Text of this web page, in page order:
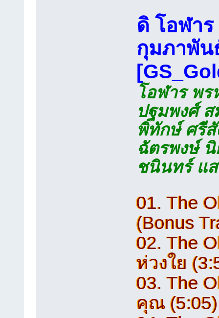
ดิ โอฬาร
กุมภาพัน
โอฬาร พร
ปฐมพงศ์
พิทักษ์ ศรีสั
ฉัตรพงษ์
ชนินทร์ แส
01. The
(Bonus
02. The
ห่วงใย
03. The
คุณ (5:05)